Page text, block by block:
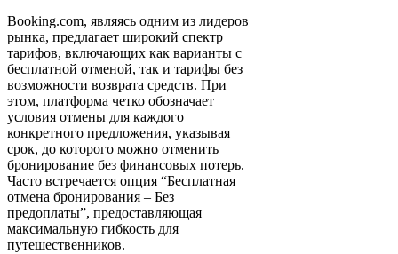
Booking.com, являясь одним из лидеров
рынка, предлагает широкий спектр
тарифов, включающих как варианты с
бесплатной отменой, так и тарифы без
возможности возврата средств. При
этом, платформа четко обозначает
условия отмены для каждого
конкретного предложения, указывая
срок, до которого можно отменить
бронирование без финансовых потерь.
Часто встречается опция “Бесплатная
отмена бронирования – Без
предоплаты”, предоставляющая
максимальную гибкость для
путешественников.